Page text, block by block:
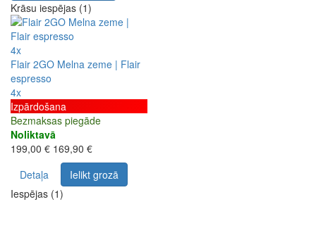
Krāsu iespējas (1)
4x
Flair 2GO Melna zeme | Flair
espresso
4x
Izpārdošana
Bezmaksas piegāde
Noliktavā
199,00 € 169,90 €
Detaļa
Ielikt grozā
Iespējas (1)